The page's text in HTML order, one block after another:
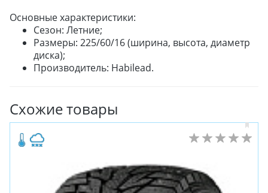
ШТАМПОВАНЫЕ
ДЛЯ ГРУЗОВЫХ АВТО
АККУМУЛЯТОРЫ
Основные характеристики:
Сезон: Летние;
Размеры: 225/60/16 (ширина, высота, диаметр
диска);
Производитель: Habilead.
Схожие товары